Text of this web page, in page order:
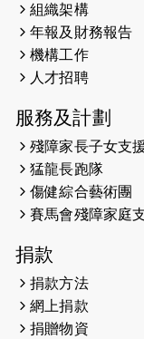
2026-05-22
2026-05-21
2026-05-14
2026-05-07
2026-04-30
2026-04-25
組織架構
年報及財務報告
機構工作
人才招聘
服務及計劃
殘障家長子女支
猛龍長跑隊
傷健綜合藝術團
賽馬會殘障家庭
捐款
捐款方法
網上捐款
捐贈物資